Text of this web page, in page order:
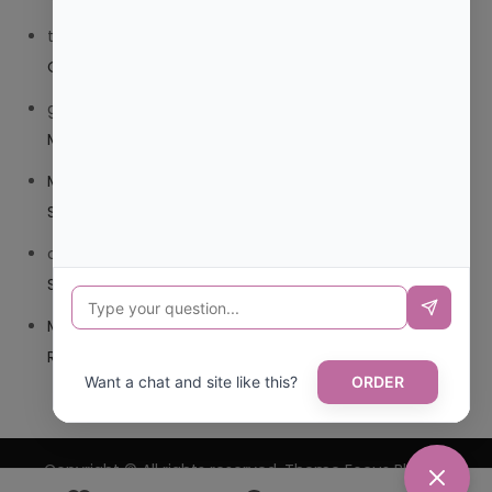
trolls_pipis
O TRIBEDOCE DX?
giovannaservin220
MUNICIPIO?
Mariana Pozo
SANITARIA CANARIA?
carmenharacil
SANITARIA CANARIA?
Mariana Pozoen¿CUAL ES CODIGO POSTAL DE
REPUBLICA DOMINICANA?
Copyright © All rights reserved. Theme Focus Blog by
Want a chat and site like this? ORDER